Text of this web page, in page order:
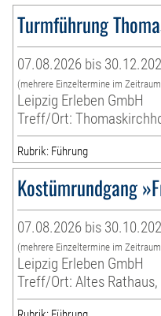
Turmführung
07.08.2026 bis
(mehrere Einzeltermine im
Leipzig Erleben GmbH
Treff/Ort:
Rubrik: Führung
Kostümrundgang
07.08.2026 bis
(mehrere Einzeltermine im
Leipzig Erleben GmbH
Treff/Ort: Altes